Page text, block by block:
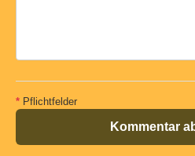
* Pflichtfelder
Kommentar